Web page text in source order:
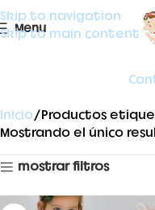
Skip to navigation
Skip to main content
Menu
Inicio
Productos
Mostrando el único
mostrar filtros